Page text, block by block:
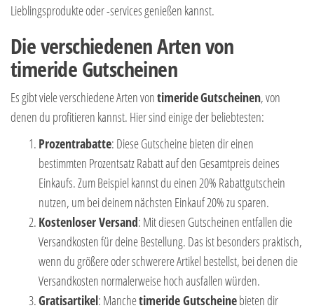
Lieblingsprodukte oder -services genießen kannst.
Die verschiedenen Arten von
timeride Gutscheinen
Es gibt viele verschiedene Arten vontimerideGutscheinen, von
denen du profitieren kannst. Hier sind einige der beliebtesten:
Prozentrabatte: Diese Gutscheine bieten dir einen
bestimmten Prozentsatz Rabatt auf den Gesamtpreis deines
Einkaufs. Zum Beispiel kannst du einen 20% Rabattgutschein
nutzen, um bei deinem nächsten Einkauf 20% zu sparen.
Kostenloser Versand: Mit diesen Gutscheinen entfallen die
Versandkosten für deine Bestellung. Das ist besonders praktisch,
wenn du größere oder schwerere Artikel bestellst, bei denen die
Versandkosten normalerweise hoch ausfallen würden.
Gratisartikel: ManchetimerideGutscheinebieten dir